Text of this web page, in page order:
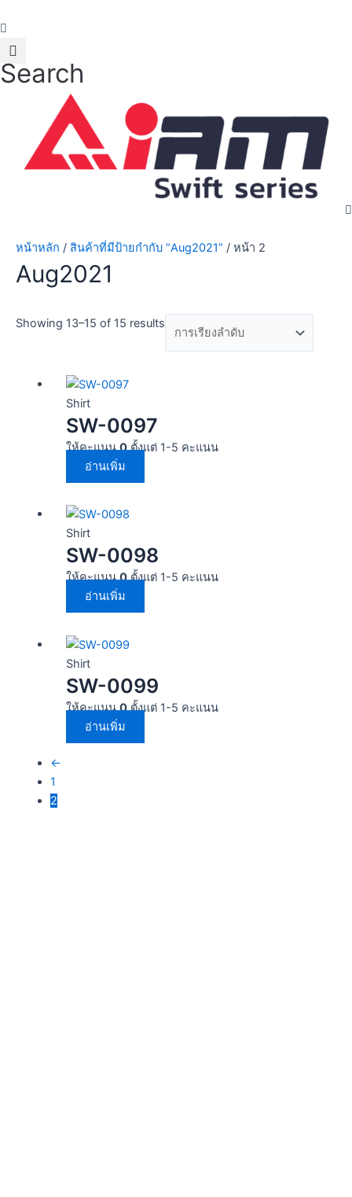
to
content
Search
หน้าหลัก / สินค้าที่มีป้ายกำกับ “Aug2021” / หน้า 2
Aug2021
Showing 13–15 of 15 results
Shirt
SW-0097
ให้คะแนน0ตั้งแต่ 1-5 คะแนน
อ่านเพิ่ม
Shirt
SW-0098
ให้คะแนน0ตั้งแต่ 1-5 คะแนน
อ่านเพิ่ม
Shirt
SW-0099
ให้คะแนน0ตั้งแต่ 1-5 คะแนน
อ่านเพิ่ม
←
1
2